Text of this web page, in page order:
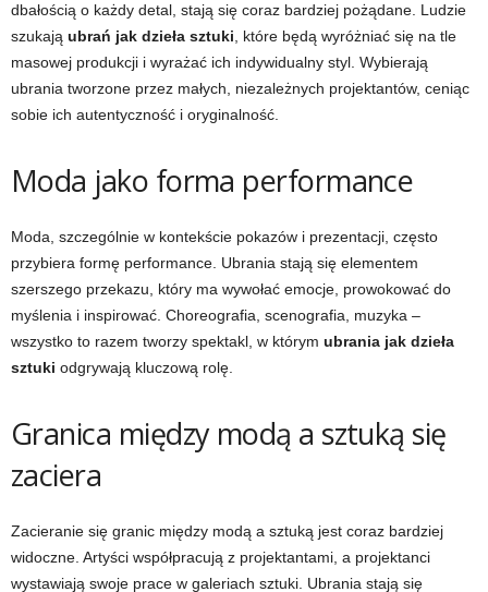
dbałością o każdy detal, stają się coraz bardziej pożądane. Ludzie
szukają ubrań jak dzieła sztuki , które będą wyróżniać się na tle
masowej produkcji i wyrażać ich indywidualny styl. Wybierają
ubrania tworzone przez małych, niezależnych projektantów, ceniąc
sobie ich autentyczność i oryginalność.
Moda jako forma performance
Moda, szczególnie w kontekście pokazów i prezentacji, często
przybiera formę performance. Ubrania stają się elementem
szerszego przekazu, który ma wywołać emocje, prowokować do
myślenia i inspirować. Choreografia, scenografia, muzyka –
wszystko to razem tworzy spektakl, w którym ubrania jak dzieła
sztuki odgrywają kluczową rolę.
Granica między modą a sztuką się
zaciera
Zacieranie się granic między modą a sztuką jest coraz bardziej
widoczne. Artyści współpracują z projektantami, a projektanci
wystawiają swoje prace w galeriach sztuki. Ubrania stają się